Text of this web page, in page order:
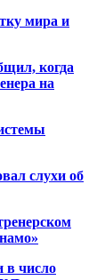
мира и
когда
на
слухи об
в число